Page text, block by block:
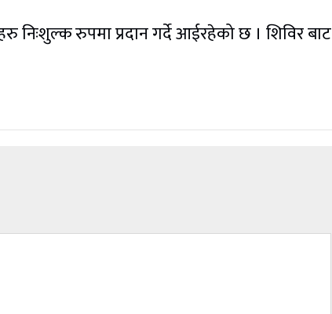
निःशुल्क रुपमा प्रदान गर्दे आईरहेको छ । शिविर बाट